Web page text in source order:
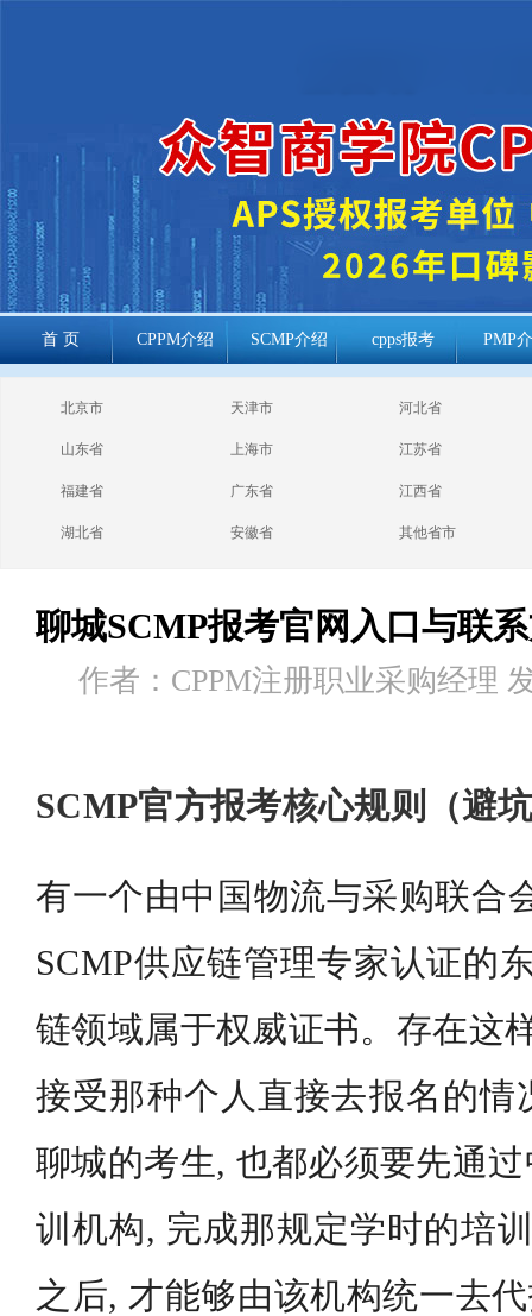
首 页 CPPM介绍 SCMP介绍 cpps报考 PMP
cppm报考常见
问题
北京市 天津市 河北省
山东省 上海市 江苏省
福建省 广东省 江西省
湖北省 安徽省 其他省市
聊城SCMP报考官网入口与联
作者：CPPM注册职业采购经理
SCMP官方报考核心规则（避
有一个由中国物流与采购联合
SCMP供应链管理专家认证的
链领域属于权威证书。存在这
接受那种个人直接去报名的情
聊城的考生, 也都必须要先通
训机构, 完成那规定学时的培
之后, 才能够由该机构统一去